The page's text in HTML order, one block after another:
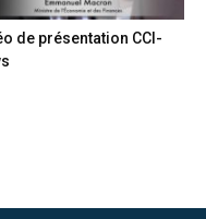
de présentation CCI-